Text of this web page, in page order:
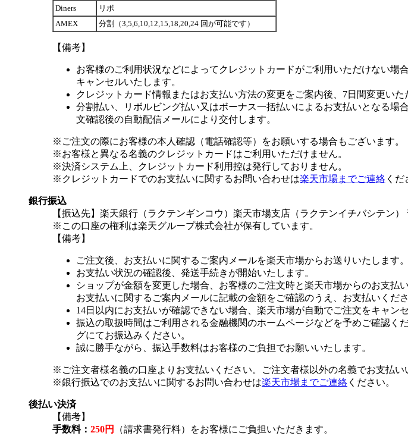
Diners
リボ
AMEX
分割（3,5,6,10,12,15,18,20,24 回が可能です）
【備考】
お客様のご利用状況などによってクレジットカードがご利用いただけない
キャンセルいたします。
クレジットカード情報またはお支払い方法の変更をご案内後、7日間変更い
分割払い、リボルビング払い又はボーナス一括払いによるお支払いとなる場
文確認後の自動配信メールにより交付します。
※ご注文の際にお客様の本人確認（電話確認等）をお願いする場合もございます。
※お客様と異なる名義のクレジットカードはご利用いただけません。
※決済システム上、クレジットカード利用控は発行しておりません。
※クレジットカードでのお支払いに関するお問い合わせは楽天市場までご連絡 くだ
銀行振込
【振込先】楽天銀行（ラクテンギンコウ）楽天市場支店（ラクテンイチバシテン
※この口座の権利は楽天グループ株式会社が保有しています。
【備考】
ご注文後、お支払いに関するご案内メールを楽天市場からお送りいたします。
お支払い状況の確認後、発送手続きが開始いたします。
ショップが金額を変更した場合、お客様のご注文時と楽天市場からのお支払
お支払いに関するご案内メールに記載の金額をご確認のうえ、お支払いくださ
14日以内にお支払いが確認できない場合、楽天市場が自動でご注文をキャン
振込の取扱時間はご利用される金融機関のホームページなどを予めご確認
グにてお振込みください。
誠に勝手ながら、振込手数料はお客様のご負担でお願いいたします。
※ご注文者様名義の口座よりお支払いください。ご注文者様以外の名義でお支払
※銀行振込でのお支払いに関するお問い合わせは楽天市場までご連絡 ください。
後払い決済
【備考】
手数料： 250円
（請求書発行料）をお客様にご負担いただきます。